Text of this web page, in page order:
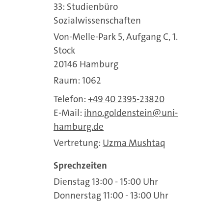
33: Studienbüro
Sozialwissenschaften
Von-Melle-Park 5, Aufgang C, 1.
Stock
20146 Hamburg
Raum: 1062
Telefon: +49 40 2395-23820
E-Mail: ihno.goldenstein
uni-
hamburg.de
Vertretung: Uzma Mushtaq
Sprechzeiten
Dienstag 13:00 - 15:00 Uhr
Donnerstag 11:00 - 13:00 Uhr